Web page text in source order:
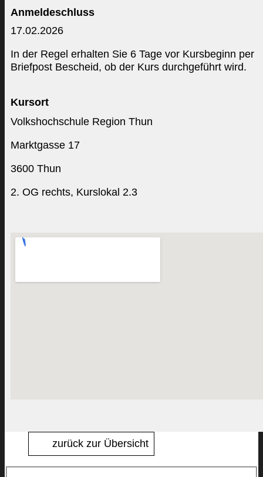
Anmeldeschluss
17.02.2026
In der Regel erhalten Sie 6 Tage vor Kursbeginn per
Briefpost Bescheid, ob der Kurs durchgeführt wird.
Kursort
Volkshochschule Region Thun
Marktgasse 17
3600 Thun
2. OG rechts, Kurslokal 2.3
zurück zur Übersicht